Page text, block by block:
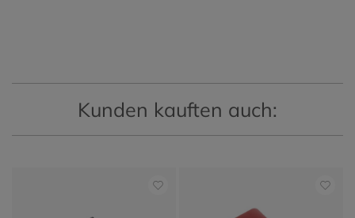
Kunden kauften auch: